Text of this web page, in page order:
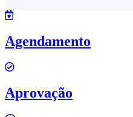
Agendamento
Aprovação